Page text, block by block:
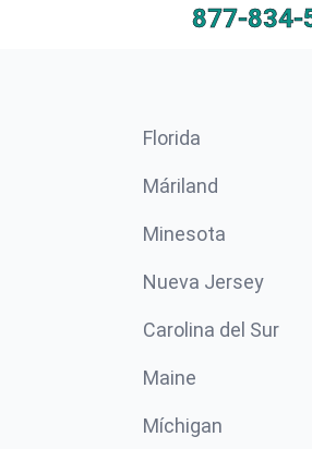
877-834-
Florida
Máriland
Minesota
Nueva Jersey
Carolina del Sur
Maine
Míchigan